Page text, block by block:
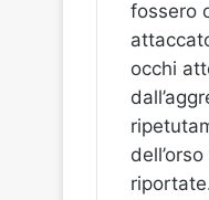
fossero
occhi